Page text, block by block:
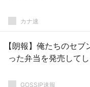
カナ速
【朗報】俺たちのセ
った弁当を発売してし
GOSSIP速報